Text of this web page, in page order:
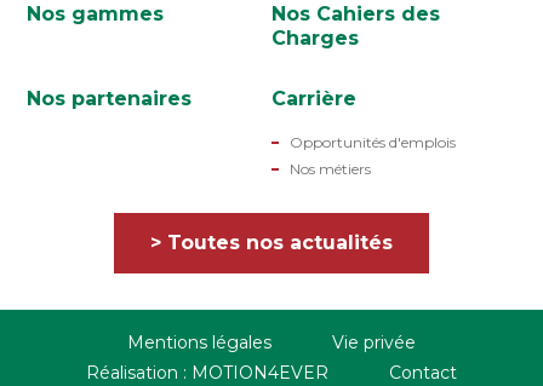
Nos gammes
Nos Cahiers des
Charges
Nos partenaires Carrière
Opportunités d'emplois
Nos métiers
> Toutes nos actualités
Mentions légales
Vie privée
Réalisation : MOTION4EVER
Contact